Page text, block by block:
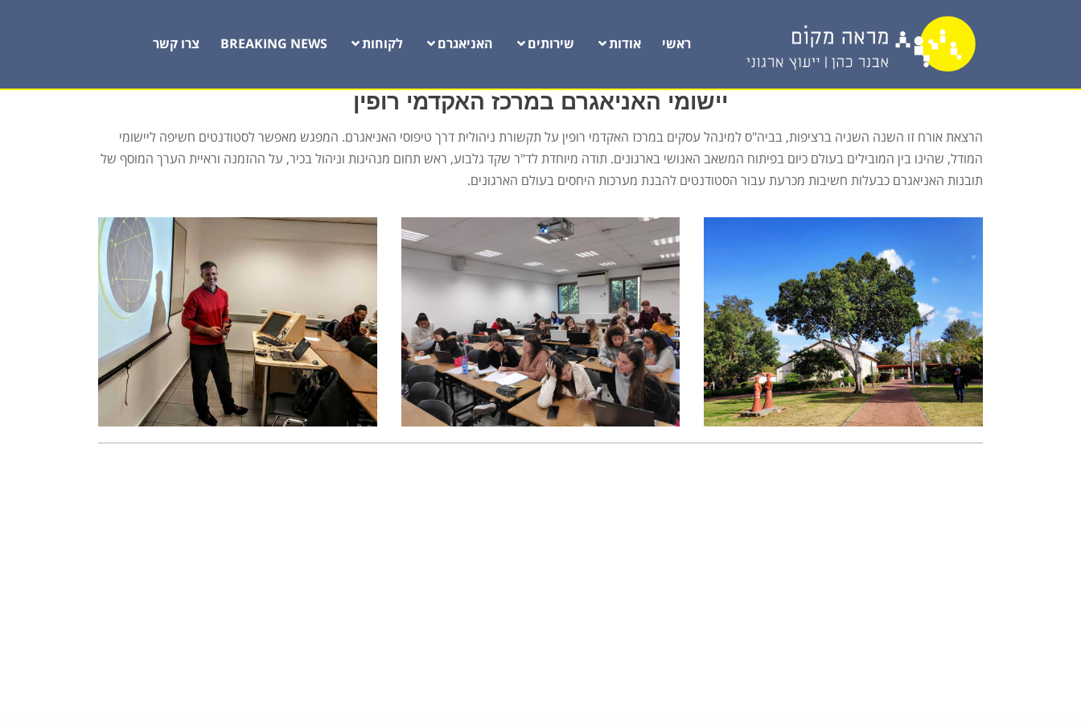
ראשי אודות שירותים האניאגרם לקוחות BREAKING NEWS צרו קשר
יישומי האניאגרם במרכז האקדמי רופין
הרצאת אורח זו השנה השניה ברציפות, בביה"ס למינהל עסקים במרכז האקדמי רופין על תקשורת ניהולית דרך טיפוסי האניאגרם. המפגש מאפשר לסטודנטים חשיפה ליישומי
המודל, שהינו בין המובילים בעולם כיום בפיתוח המשאב האנושי בארגונים. תודה מיוחדת לד"ר שקד גלבוע, ראש תחום מנהיגות וניהול בכיר, על ההזמנה וראיית הערך המוסף של
תובנות האניאגרם כבעלות חשיבות מכרעת עבור הסטודנטים להבנת מערכות היחסים בעולם הארגונים.